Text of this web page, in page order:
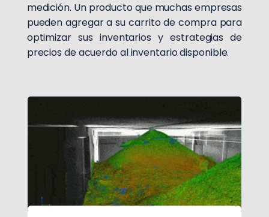
medición. Un producto que muchas empresas
pueden agregar a su carrito de compra para
optimizar sus inventarios y estrategias de
precios de acuerdo al inventario disponible.